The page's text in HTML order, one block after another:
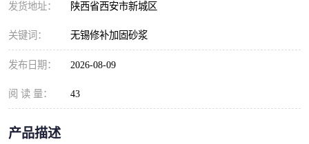
发货地址： 陕西省西安市新城区
关键词： 无锡修补加固砂浆
发布日期： 2026-08-09
阅 读 量： 43
产品描述